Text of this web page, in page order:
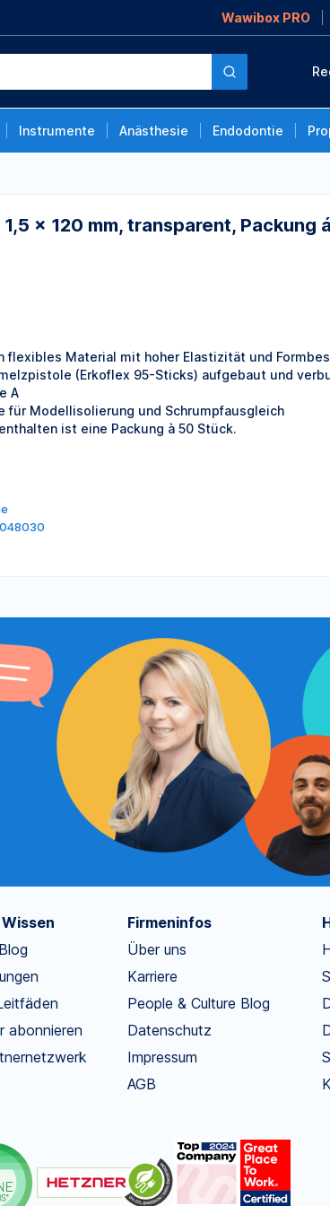
Wawibox PRO
Instrumente Anästhesie Endodontie
x 120 mm, transparent, Packung
flexibles Material mit hoher Elastizität und
(Erkoflex 95-Sticks) aufgebaut und
A
für Modellisolierung und Schrumpfausgleich
ist eine Packung à 50 Stück.
abonnieren
Firmeninfos
Über uns
Karriere
People & Culture Blog
Datenschutz
Impressum
AGB